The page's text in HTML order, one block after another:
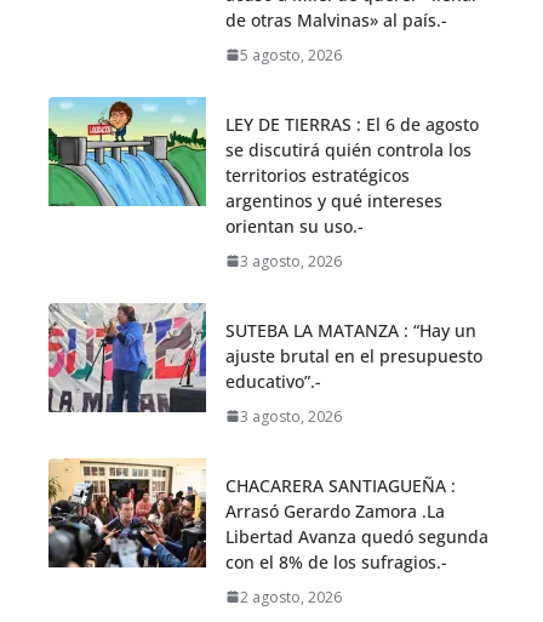
de otras Malvinas» al país.-
5 agosto, 2026
LEY DE TIERRAS : El 6 de agosto
se discutirá quién controla los
territorios estratégicos
argentinos y qué intereses
orientan su uso.-
3 agosto, 2026
SUTEBA LA MATANZA : “Hay un
ajuste brutal en el presupuesto
educativo”.-
3 agosto, 2026
CHACARERA SANTIAGUEÑA :
Arrasó Gerardo Zamora .La
Libertad Avanza quedó segunda
con el 8% de los sufragios.-
2 agosto, 2026